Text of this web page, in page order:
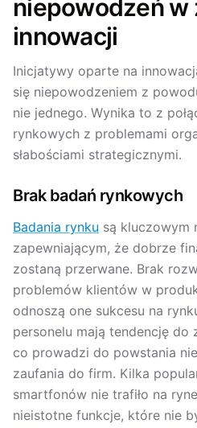
niepowodzeń w
innowacji
Inicjatywy oparte na
się niepowodzeniem z
nie jednego. Wynika to z
rynkowych z problemami
słabościami strategicznymi.
Brak badań rynkowych
Badania rynku są kluczowym
zapewniającym, że dobrze
zostaną przerwane. Brak
problemów klientów w
odnoszą one sukcesu na
personelu mają tendencję do
co prowadzi do powstania
zaufania do firm. Kilka
smartfonów nie trafiło na
nieistotne funkcje, które nie